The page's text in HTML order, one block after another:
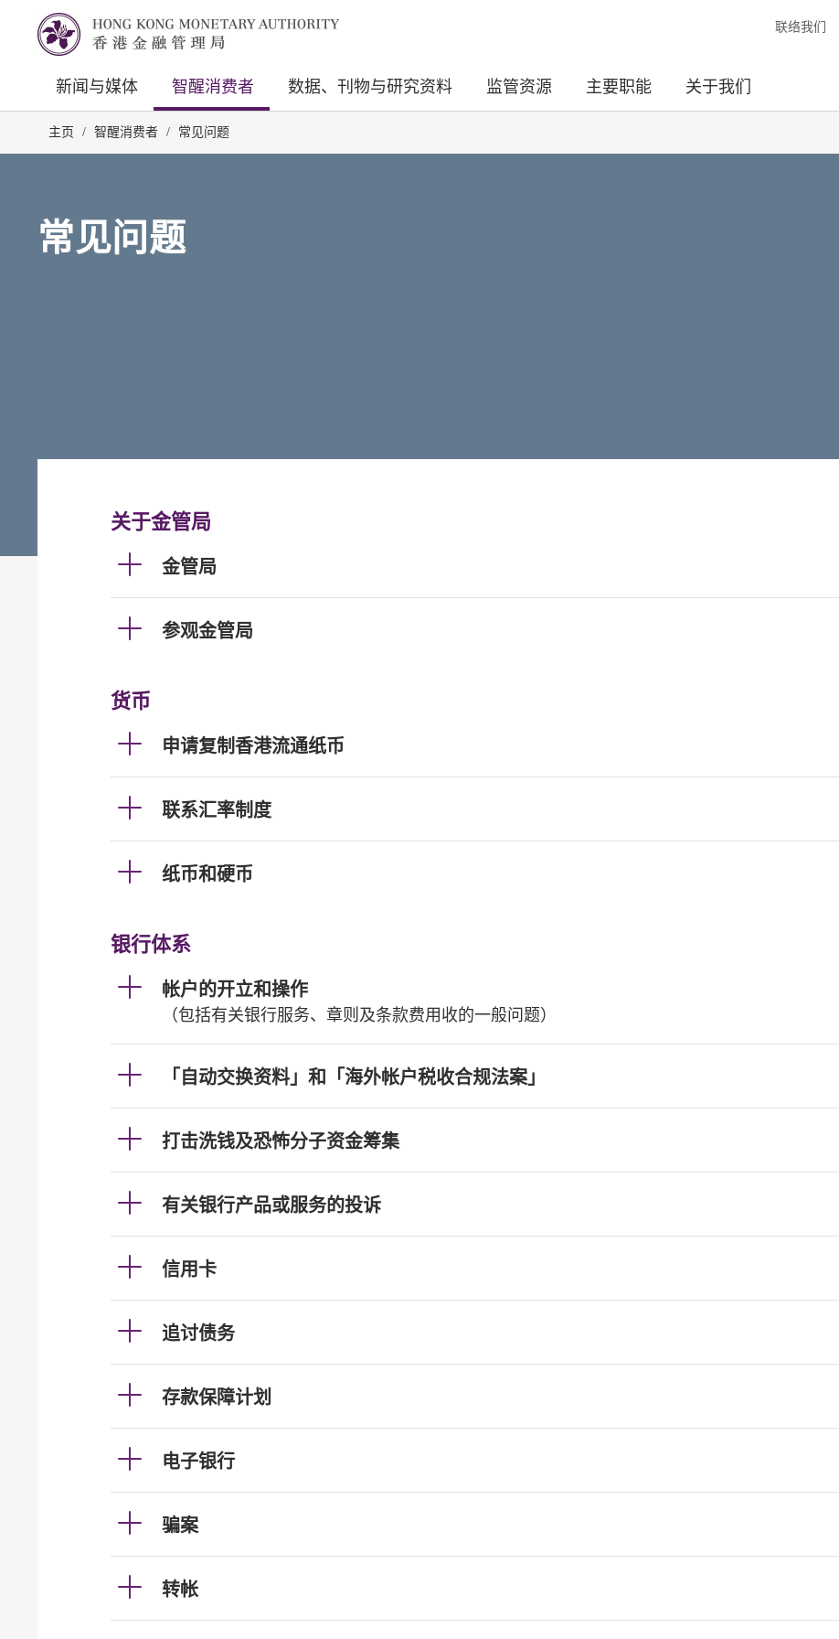
联络我们
新闻与媒体 智醒消费者 数据、刊物与研究资料 监管资源 主要职能 关于我们
主页 / 智醒消费者 / 常见问题
常见问题
关于金管局
金管局
参观金管局
货币
申请复制香港流通纸币
联系汇率制度
纸币和硬币
银行体系
帐户的开立和操作
（包括有关银行服务、章则及条款费用收的一般问题）
「自动交换资料」和「海外帐户税收合规法案」
打击洗钱及恐怖分子资金筹集
有关银行产品或服务的投诉
信用卡
追讨债务
存款保障计划
电子银行
骗案
转帐